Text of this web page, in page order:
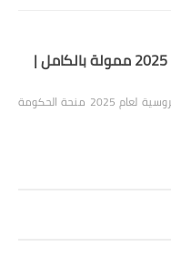
منحة الحكومة الروسية 2025 ممولة بالكامل |
منحة الحكومة الروسية 2025 منحة الحكومة الروسية لعام 2025 منحة الحكومة